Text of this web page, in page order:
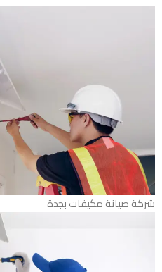
شركة صيانة مكيفات بجدة